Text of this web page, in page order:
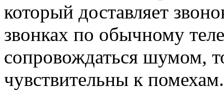
который доставляет
звонках по обычному
сопровождаться шумом,
чувствительны к